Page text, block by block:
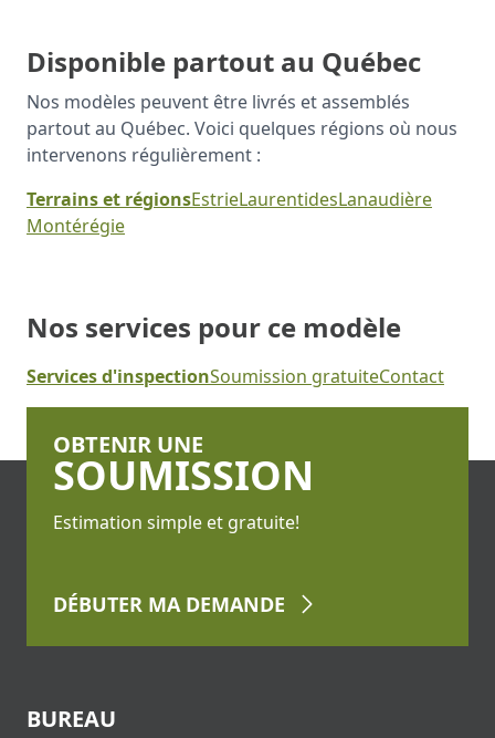
Disponible partout au Québec
Nos modèles peuvent être livrés et assemblés
partout au Québec. Voici quelques régions où nous
intervenons régulièrement :
Terrains et régionsEstrieLaurentidesLanaudière
Montérégie
Nos services pour ce modèle
Services d'inspectionSoumission gratuiteContact
BUREAU
OBTENIR UNE
SOUMISSION
Estimation simple et gratuite!
DÉBUTER MA DEMANDE